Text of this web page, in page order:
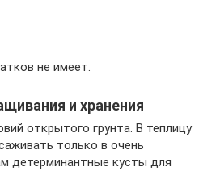
не имеет.
и хранения
открытого грунта. В теплицу
только в очень
детерминантные кусты для